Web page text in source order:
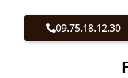
09.75.18.12.30